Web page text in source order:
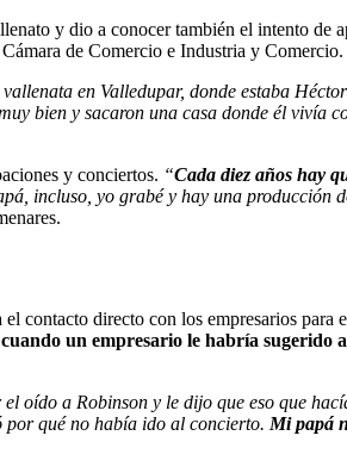
y dio a conocer también el intento de
de Comercio e Industria y Comercio.
en Valledupar, donde estaba
muy bien y sacaron una casa donde él vivía
y conciertos. “Cada diez años hay
incluso, yo grabé y hay una producción
contacto directo con los empresarios para
un empresario le habría
oído a Robinson y le dijo que eso que
por qué no había ido al concierto. Mi papá